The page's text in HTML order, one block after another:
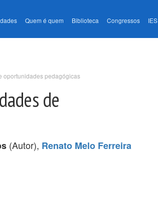
Quem é quem Biblioteca Congressos IES
oportunidades pedagógicas
de
(Autor), Renato Melo Ferreira